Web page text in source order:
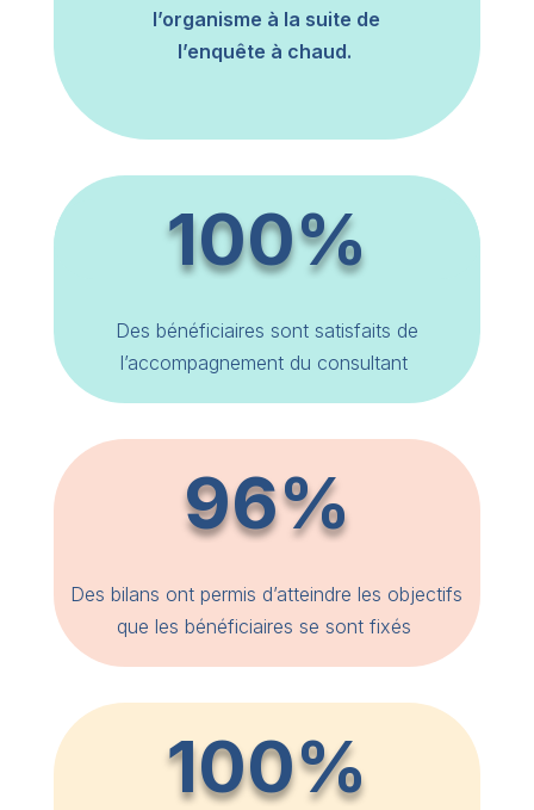
l’organisme à la suite de
l’enquête à chaud.
100%
Des bénéficiaires sont satisfaits de
l’accompagnement du consultant
96%
Des bilans ont permis d’atteindre les objectifs
que les bénéficiaires se sont fixés
100%